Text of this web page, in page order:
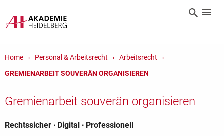
Home Personal & Arbeitsrecht
Arbeitsrecht
GREMIENARBEIT SOUVERÄN ORGANISIEREN
Gremienarbeit souverän organisieren
Rechtssicher ∙ Digital ∙ Professionell